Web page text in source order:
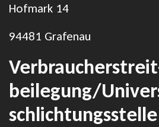
Hofmark 14
94481 Grafenau
beilegung/
schlichtungs­stelle